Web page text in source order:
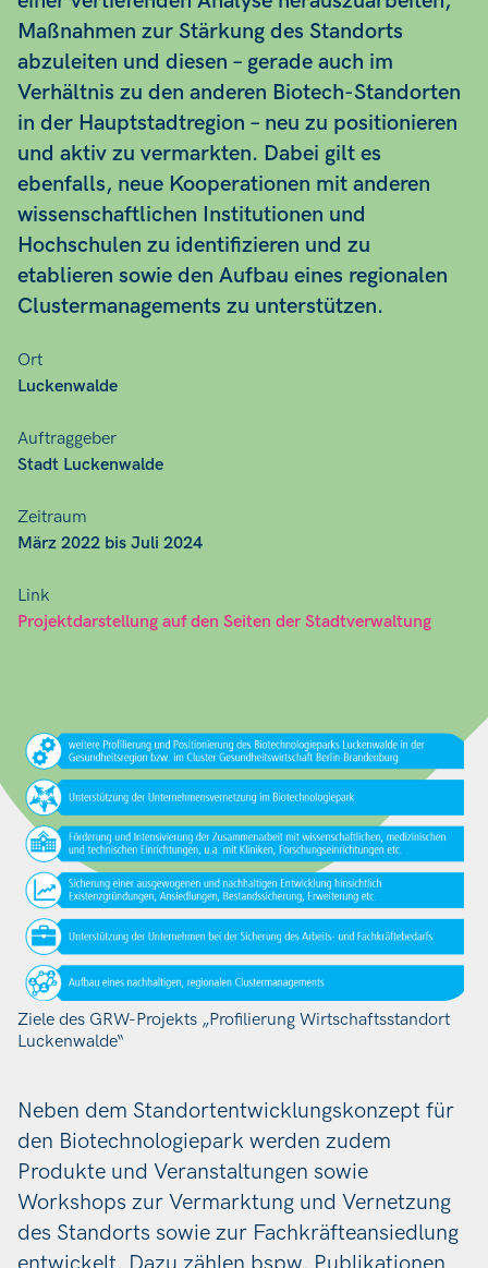
Maßnahmen zur Stärkung des Standorts
abzuleiten und diesen – gerade auch im
Verhältnis zu den anderen Biotech-Standorten
in der Hauptstadtregion – neu zu positionieren
und aktiv zu vermarkten. Dabei gilt es
ebenfalls, neue Kooperationen mit anderen
wissenschaftlichen Institutionen und
Hochschulen zu identifizieren und zu
etablieren sowie den Aufbau eines regionalen
Clustermanagements zu unterstützen.
Ort
Luckenwalde
Auftraggeber
Stadt Luckenwalde
Zeitraum
März 2022 bis Juli 2024
Link
Projektdarstellung auf den Seiten der Stadtverwaltung
Ziele des GRW-Projekts „Profilierung Wirtschaftsstandort
Luckenwalde“
Neben dem Standortentwicklungskonzept für
den Biotechnologiepark werden zudem
Produkte und Veranstaltungen sowie
Workshops zur Vermarktung und Vernetzung
des Standorts sowie zur Fachkräfteansiedlung